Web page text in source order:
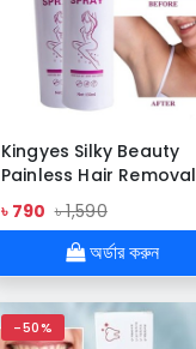
Kingyes Silky Beauty
Painless Hair Removal
silky beauty Spray for
Men and Women Skin
৳ 790 ৳ 1,590
অর্ডার করুন
-50%